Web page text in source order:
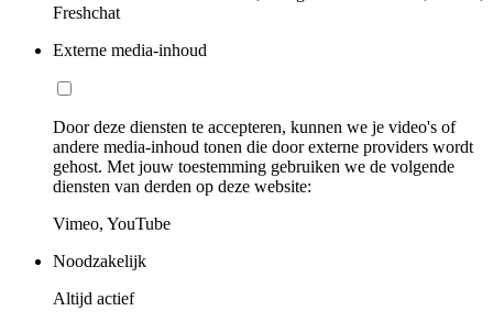
Freshchat
Externe media-inhoud
Door deze diensten te accepteren, kunnen we je video's of
andere media-inhoud tonen die door externe providers wordt
gehost. Met jouw toestemming gebruiken we de volgende
diensten van derden op deze website:
Vimeo, YouTube
Noodzakelijk
Altijd actief